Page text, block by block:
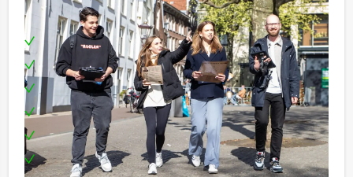
Inclusief:
Enthousiaste begeleiding
Teambuilding
Moderne GPS-tablet per team
1 drankje (bier, fris, huiswijn, koffie en thee)
Prijs voor het winnende team
Te boeken op uw gewenste dag en tijdstip!